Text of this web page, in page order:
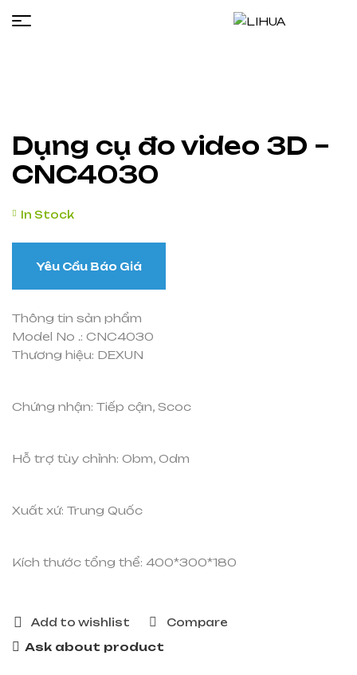
Dụng cụ đo video 3D –
CNC4030
In Stock
Yêu Cầu Báo Giá
Thông tin sản phẩm
Model No .: CNC4030
Thương hiệu: DEXUN
Chứng nhận: Tiếp cận, Scoc
Hỗ trợ tùy chỉnh: Obm, Odm
Xuất xứ: Trung Quốc
Kích thước tổng thể: 400*300*180
Add to wishlist Compare
Ask about product